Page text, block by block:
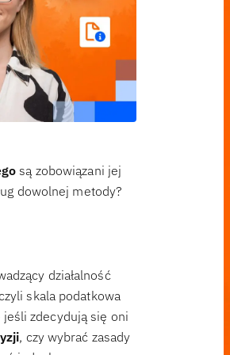
są zobowiązani jej
dowolnej metody?
działalność
skala podatkowa
jeśli zdecydują się oni
, czy wybrać zasady